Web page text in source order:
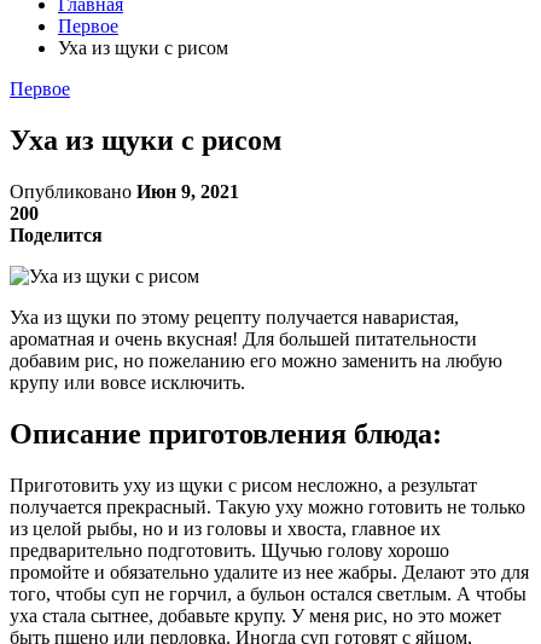
Главная
Первое
Уха из щуки с рисом
Первое
Уха из щуки с рисом
Опубликовано Июн 9, 2021
200
Поделится
Уха из щуки по этому рецепту получается наваристая,
ароматная и очень вкусная! Для большей питательности
добавим рис, но пожеланию его можно заменить на любую
крупу или вовсе исключить.
Описание приготовления блюда:
Приготовить уху из щуки с рисом несложно, а результат
получается прекрасный. Такую уху можно готовить не только
из целой рыбы, но и из головы и хвоста, главное их
предварительно подготовить. Щучью голову хорошо
промойте и обязательно удалите из нее жабры. Делают это для
того, чтобы суп не горчил, а бульон остался светлым. А чтобы
уха стала сытнее, добавьте крупу. У меня рис, но это может
быть пшено или перловка. Иногда суп готовят с яйцом,